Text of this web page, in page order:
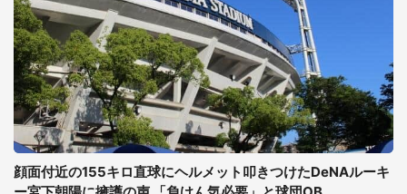
顔面付近の155キロ直球にヘルメット叩きつけたDeNAルーキ